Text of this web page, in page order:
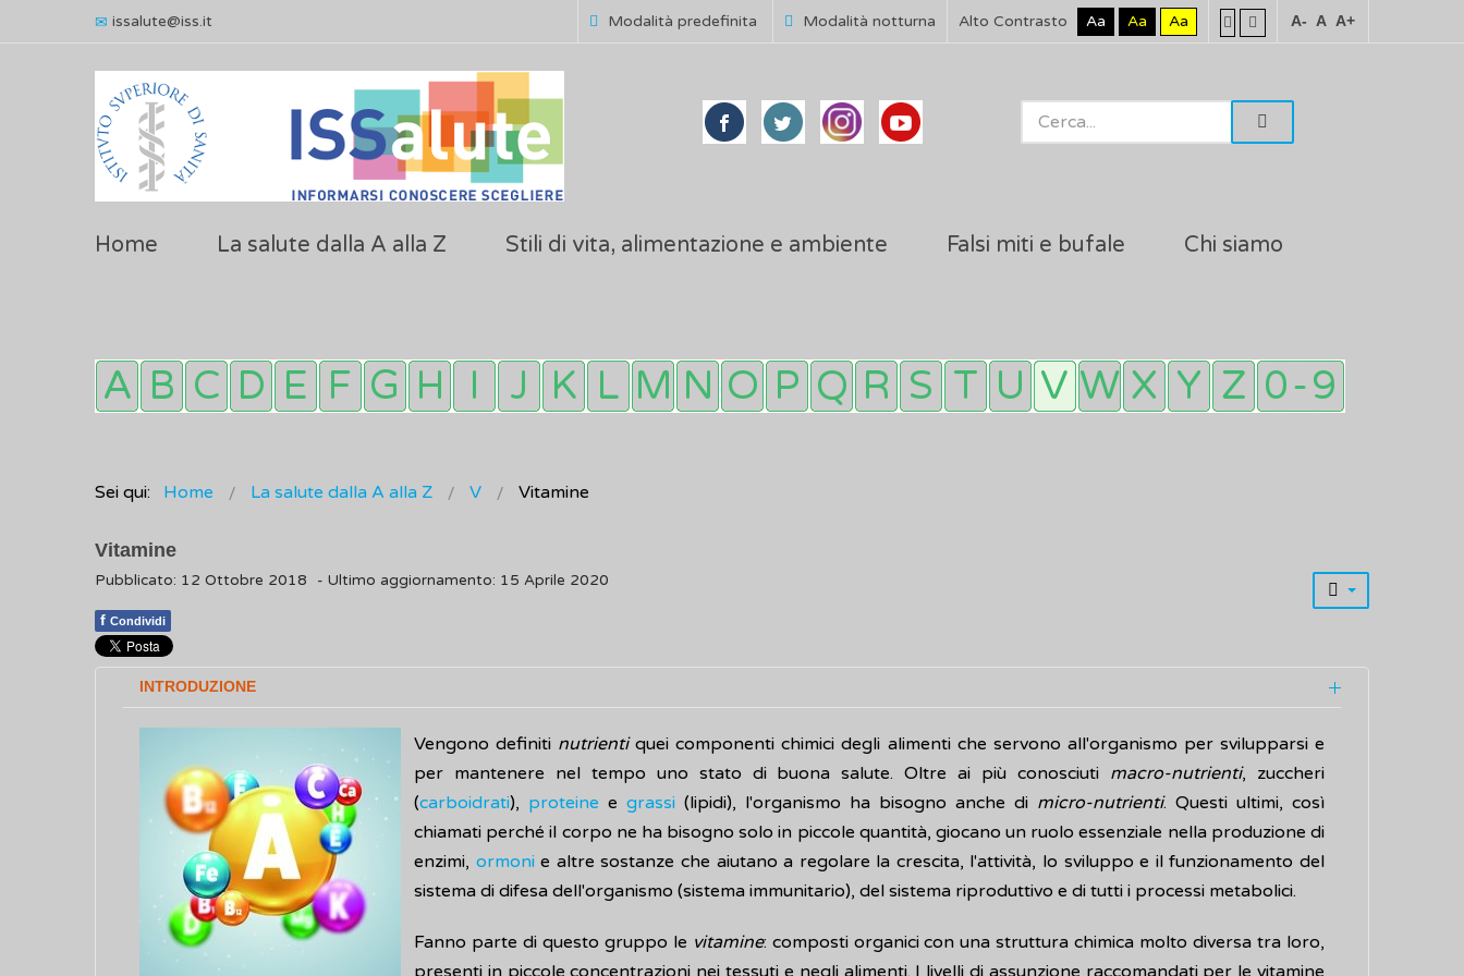
issalute@iss.it Modalità predefinita Modalità notturna Alto Contrasto Aa Aa Aa A- A A+
Home La salute dalla A alla Z Stili di vita, alimentazione e ambiente Falsi miti e bufale Chi siamo
Sei qui: Home La salute dalla A alla Z V Vitamine
Vitamine
Pubblicato: 12 Ottobre 2018 - Ultimo aggiornamento: 15 Aprile 2020
f Condividi
INTRODUZIONE
Vengono definiti nutrientiquei componenti chimici degli alimenti che servono all'organismo per svilupparsi e
per mantenere nel tempo uno stato di buona salute. Oltre ai più conosciuti macro-nutrienti, zuccheri
(carboidrati), proteine e grassi (lipidi), l'organismo ha bisogno anche di micro-nutrienti. Questi ultimi, così
chiamati perché il corpo ne ha bisogno solo in piccole quantità, giocano un ruolo essenziale nella produzione di
enzimi, ormonie altre sostanze che aiutano a regolare la crescita, l'attività, lo sviluppo e il funzionamento del
sistema di difesa dell'organismo (sistema immunitario), del sistema riproduttivo e di tutti i processi metabolici.
Fanno parte di questo gruppo le vitamine: composti organici con una struttura chimica molto diversa tra loro,
presenti in piccole concentrazioni nei tessuti e negli alimenti. I livelli di assunzione raccomandati per le vitamine